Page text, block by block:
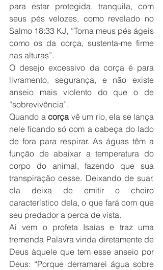
para estar protegida, tranquila, com
seus pés velozes, como revelado no
Salmo 18:33 KJ, “Torna meus pés ágeis
como os da corça, sustenta-me firme
nas alturas”.
O desejo excessivo da corça é para
livramento, segurança, e não existe
anseio mais violento do que o de
“sobrevivência”.
Quando a corça vê um rio, ela se lança
nele ficando só com a cabeça do lado
de fora para respirar. As águas têm a
função de abaixar a temperatura do
corpo do animal, fazendo que sua
transpiração cesse. Deixando de suar,
ela deixa de emitir o cheiro
característico dela, o que fará com que
seu predador a perca de vista.
Ai vem o profeta Isaías e traz uma
tremenda Palavra vinda diretamente de
Deus àquele que tem esse anseio por
Deus: “Porque derramarei água sobre